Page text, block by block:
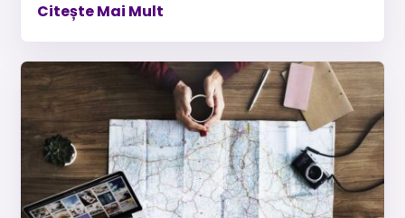
Citește Mai Mult